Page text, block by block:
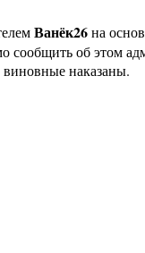
Ванёк26на
сообщить об этом
наказаны.